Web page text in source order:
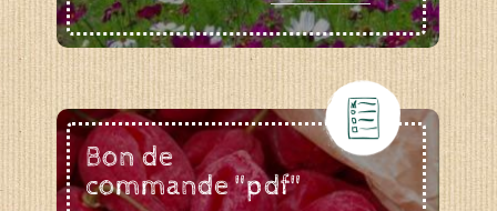
Bon de
commande "pdf"